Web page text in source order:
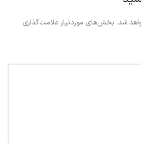
شد. بخش‌های موردنیاز علامت‌گذاری